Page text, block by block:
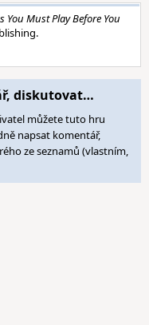
You Must Play Before You
diskutovat…
můžete tuto hru
napsat komentář,
ze seznamů (vlastním,